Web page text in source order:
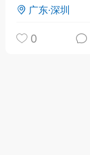
广东·深圳
0